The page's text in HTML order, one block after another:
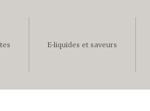
E-liquides et saveurs